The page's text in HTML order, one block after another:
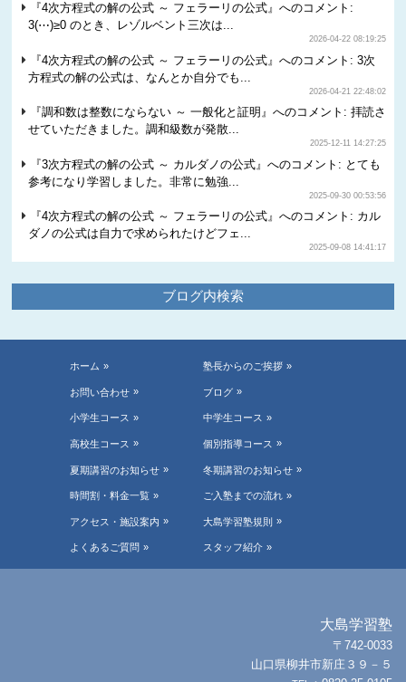
『4次方程式の解の公式 ～ フェラーリの公式』へのコメント:
3(⋯)≥0 のとき、レゾルベント三次は...
2026-04-22 08:19:25
『4次方程式の解の公式 ～ フェラーリの公式』へのコメント: 3次
方程式の解の公式は、なんとか自分でも...
2026-04-21 22:48:02
『調和数は整数にならない ～ 一般化と証明』へのコメント: 拝読さ
せていただきました。調和級数が発散...
2025-12-11 14:27:25
『3次方程式の解の公式 ～ カルダノの公式』へのコメント: とても
参考になり学習しました。非常に勉強...
2025-09-30 00:53:56
『4次方程式の解の公式 ～ フェラーリの公式』へのコメント: カル
ダノの公式は自力で求められたけどフェ...
2025-09-08 14:41:17
ブログ内検索
ホーム 塾長からのご挨拶
お問い合わせ ブログ
小学生コース 中学生コース
高校生コース 個別指導コース
夏期講習のお知らせ 冬期講習のお知らせ
時間割・料金一覧 ご入塾までの流れ
アクセス・施設案内 大島学習塾規則
よくあるご質問 スタッフ紹介
大島学習塾
〒742-0033
山口県柳井市新庄３９－５